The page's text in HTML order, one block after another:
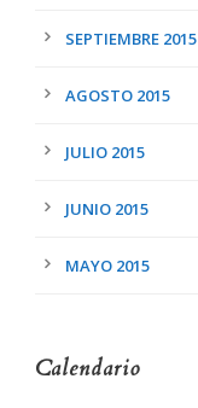
SEPTIEMBRE 2015
AGOSTO 2015
JULIO 2015
JUNIO 2015
MAYO 2015
Calendario